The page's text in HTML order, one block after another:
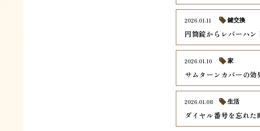
円筒錠からレバーハ
2026.01.11 鍵交換
サムターンカバーの
2026.01.10 家
ダイヤル番号を忘れた
2026.01.08 生活